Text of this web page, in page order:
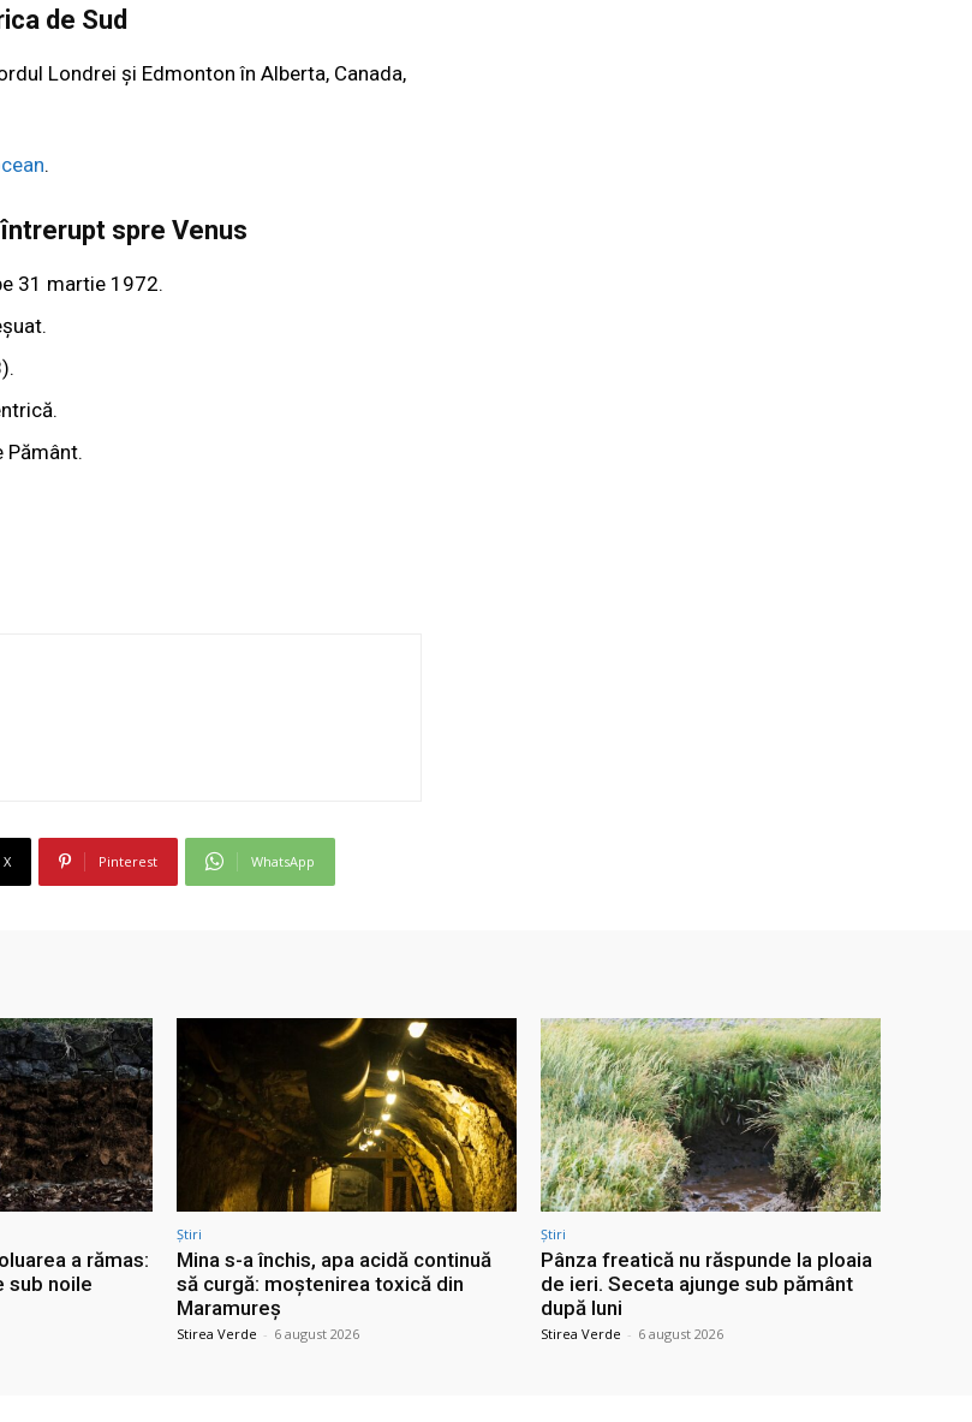
de Sud
Londrei și Edmonton în Alberta, Canada,
.
spre Venus
31 martie 1972.
Pământ.
X Pinterest WhatsApp
a rămas:
sub noile
Știri
Mina s-a închis, apa acidă continuă
să curgă: moștenirea toxică din
Maramureș
Stirea Verde - 6 august 2026
Știri
Pânza freatică nu răspunde la ploaia
de ieri. Seceta ajunge sub pământ
după luni
Stirea Verde - 6 august 2026